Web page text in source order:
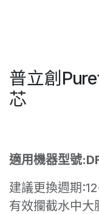
普立創
芯
適用機器型號
建議更換週期
有效攔截水中大